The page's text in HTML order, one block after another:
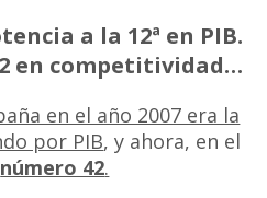
a la 12ª en PIB.
en competitividad…
en el año 2007 era la
por PIB, y ahora, en el
número 42.